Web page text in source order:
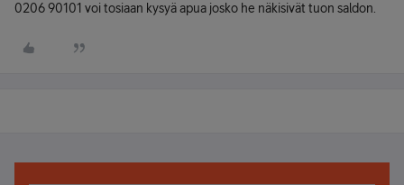
0206 90101 voi tosiaan kysyä apua josko he näkisivät tuon saldon.